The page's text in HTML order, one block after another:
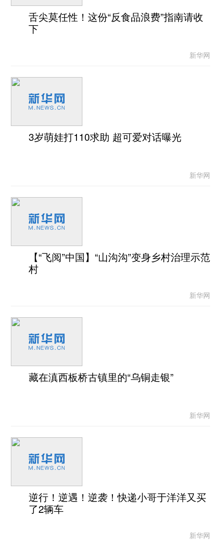
舌尖莫任性！这份“反食品浪费”指南请收
下
新华网
3岁萌娃打110求助 超可爱对话曝光
新华网
【“飞阅”中国】“山沟沟”变身乡村治理示范
村
新华网
藏在滇西板桥古镇里的“乌铜走银”
新华网
逆行！逆遇！逆袭！快递小哥于洋洋又买
了2辆车
新华网